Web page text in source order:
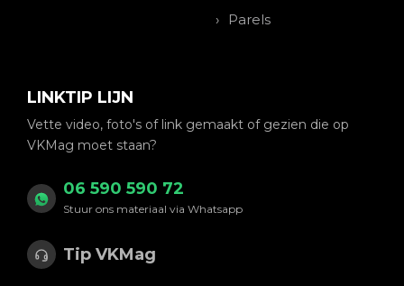
Parels
LINKTIP LIJN
Vette video, foto's of link gemaakt of gezien die op
VKMag moet staan?
06 590 590 72
Stuur ons materiaal via Whatsapp
Tip VKMag